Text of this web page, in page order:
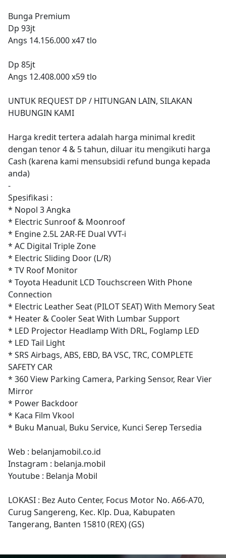
Bunga Premium
Dp 93jt
Angs 14.156.000 x47 tlo
Dp 85jt
Angs 12.408.000 x59 tlo
UNTUK REQUEST DP / HITUNGAN LAIN, SILAKAN
HUBUNGIN KAMI
Harga kredit tertera adalah harga minimal kredit
dengan tenor 4 & 5 tahun, diluar itu mengikuti harga
Cash (karena kami mensubsidi refund bunga kepada
anda)
-
Spesifikasi :
* Nopol 3 Angka
* Electric Sunroof & Moonroof
* Engine 2.5L 2AR-FE Dual VVT-i
* AC Digital Triple Zone
* Electric Sliding Door (L/R)
* TV Roof Monitor
* Toyota Headunit LCD Touchscreen With Phone
Connection
* Electric Leather Seat (PILOT SEAT) With Memory Seat
* Heater & Cooler Seat With Lumbar Support
* LED Projector Headlamp With DRL, Foglamp LED
* LED Tail Light
* SRS Airbags, ABS, EBD, BA VSC, TRC, COMPLETE
SAFETY CAR
* 360 View Parking Camera, Parking Sensor, Rear Vier
Mirror
* Power Backdoor
* Kaca Film Vkool
* Buku Manual, Buku Service, Kunci Serep Tersedia
Web : belanjamobil.co.id
Instagram : belanja.mobil
Youtube : Belanja Mobil
LOKASI : Bez Auto Center, Focus Motor No. A66-A70,
Curug Sangereng, Kec. Klp. Dua, Kabupaten
Tangerang, Banten 15810 (REX) (GS)